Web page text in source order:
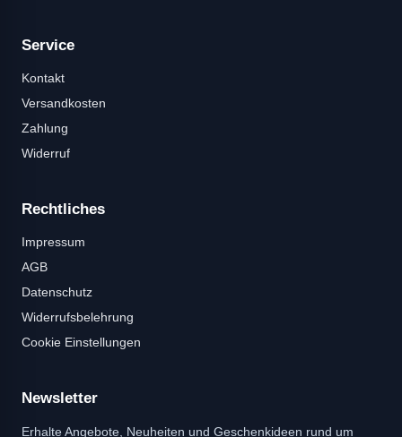
Service
Kontakt
Versandkosten
Zahlung
Widerruf
Rechtliches
Impressum
AGB
Datenschutz
Widerrufsbelehrung
Cookie Einstellungen
Newsletter
Erhalte Angebote, Neuheiten und Geschenkideen rund um